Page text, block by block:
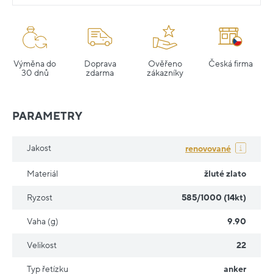
Výměna do
30 dnů
Doprava
zdarma
Ověřeno
zákazníky
Česká firma
PARAMETRY
Jakost renovované
Materiál žluté zlato
Ryzost 585/1000 (14kt)
Vaha (g) 9.90
Velikost 22
Typ řetízku anker